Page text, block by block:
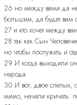
26 но между вами да не
большим, да будет вам
27 и кто хочет между
28 так как Сын
но чтобы послужить и
29 И когда выходили
народа.
30 И вот, двое слепых,
мимо, начали кричать: